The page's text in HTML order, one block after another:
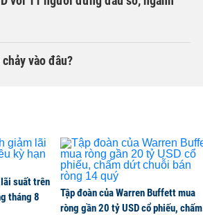
vào đâu?
đất dôi dư
tăng trưởng nửa cuối năm
suất trên
tháng 8
Tập đoàn của Warren Buffett mua
ròng gần 20 tỷ USD cổ phiếu, chấm